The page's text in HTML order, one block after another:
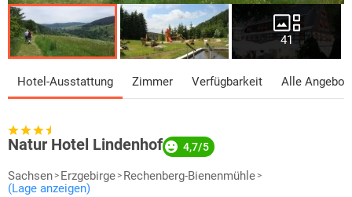
41
Hotel-Ausstattung Zimmer Verfügbarkeit Alle
Natur Hotel Lindenhof 4,7/5
Sachsen Erzgebirge
Rechenberg-Bienenmühle
(Lage anzeigen)